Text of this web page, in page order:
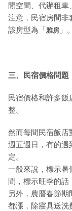
閒空間、代辦租
注意，民宿房間非
該房型為「 雅房 」。
三、民宿價格問題
民宿價格和許多飯
整。
然而每間民宿飯店
週五週日，有的遇
定。
一般來說，標示暑
間，標示旺季的話
另外，農曆春節
都漲，除寢具送洗